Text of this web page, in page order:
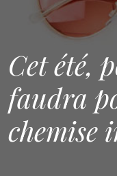
Cet été,
faudra
chemise